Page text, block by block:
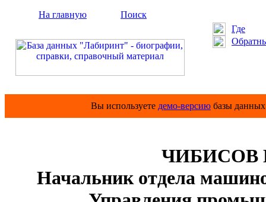
На главную
Поиск
Где
Вы используете демо-версию базы
ЧИБИСОВ
Начальник отдела